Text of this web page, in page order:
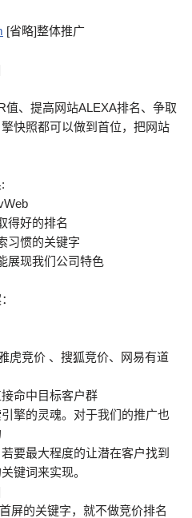
[省略]整体推广
、提高网站ALEXA排名、争取
快照都可以做到首位，把网站
得好的排名
习惯的关键字
展现我们公司特色
虎竞价 、搜狐竞价、网易有道
命中目标客户群
擎的灵魂。对于我们的推广也
要最大程度的让潜在客户找到
键词来实现。
屏的关键字，就不做竞价排名